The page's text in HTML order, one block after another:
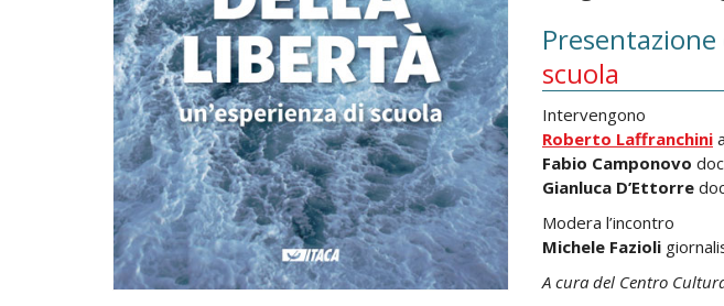
scuola
Intervengono
Roberto Laffranchini
Fabio Camponovo
Gianluca D’Ettorre
Modera l’incontro
Michele Fazioli
A cura del Centro